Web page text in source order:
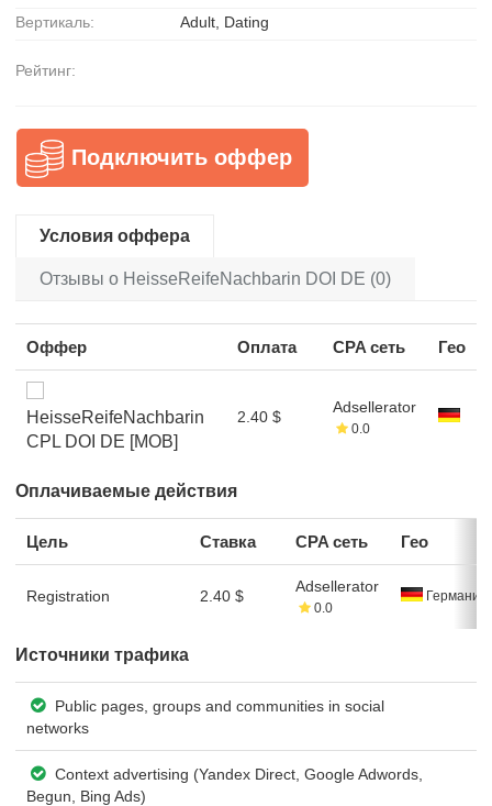
Вертикаль:
Adult, Dating
Рейтинг:
Подключить оффер
Условия оффера
Отзывы о HeisseReifeNachbarin DOI DE (0)
Оффер Оплата CPA сеть Гео
HeisseReifeNachbarin
CPL DOI DE [MOB]
2.40 $
Adsellerator
0.0
Оплачиваемые действия
Цель Ставка CPA сеть Гео
Registration 2.40 $
Adsellerator
0.0
Германия
Источники трафика
Public pages, groups and communities in social
networks
Context advertising (Yandex Direct, Google Adwords,
Begun, Bing Ads)